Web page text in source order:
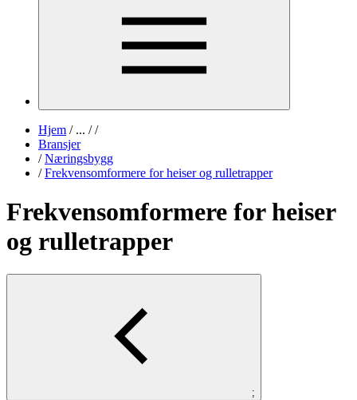
Hjem /... / /
Bransjer
/ Næringsbygg
/ Frekvensomformere for heiser og rulletrapper
Frekvensomformere for heiser
og rulletrapper
;